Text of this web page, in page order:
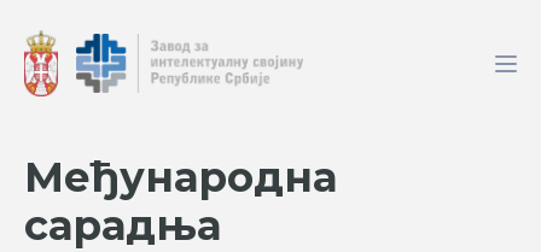
Међународна
сарадња